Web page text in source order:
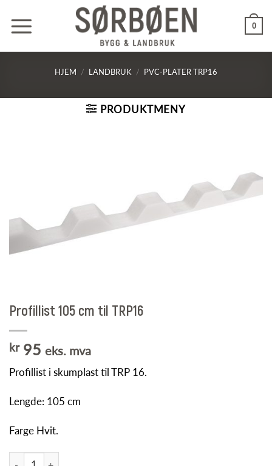
0
HJEM / LANDBRUK / PVC-PLATER TRP16
PRODUKTMENY
Profillist 105 cm til TRP16
kr95 eks. mva
Profillist i skumplast til TRP 16.
Lengde: 105 cm
Farge Hvit.
Profillist 105 cm til TRP16 antall